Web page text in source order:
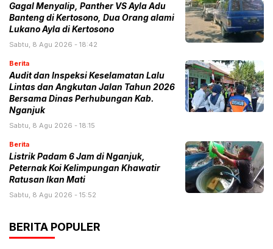
Gagal Menyalip, Panther VS Ayla Adu
Banteng di Kertosono, Dua Orang alami
Lukano Ayla di Kertosono
Sabtu, 8 Agu 2026 - 18:42
Berita
Audit dan Inspeksi Keselamatan Lalu
Lintas dan Angkutan Jalan Tahun 2026
Bersama Dinas Perhubungan Kab.
Nganjuk
Sabtu, 8 Agu 2026 - 18:15
Berita
Listrik Padam 6 Jam di Nganjuk,
Peternak Koi Kelimpungan Khawatir
Ratusan Ikan Mati
Sabtu, 8 Agu 2026 - 15:52
BERITA POPULER